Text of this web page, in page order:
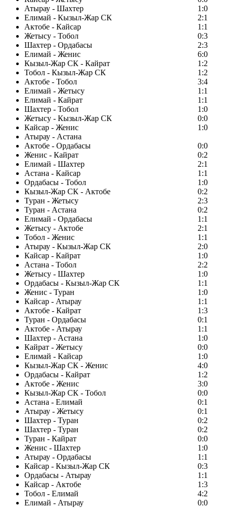
Атырау - Шахтер
1:0
Елимай - Кызыл-Жар СК
2:1
Актобе - Кайсар
1:1
Жетысу - Тобол
0:3
Шахтер - Ордабасы
2:3
Елимай - Женис
6:0
Кызыл-Жар СК - Кайрат
1:2
Тобол - Кызыл-Жар СК
1:2
Актобе - Тобол
3:4
Елимай - Жетысу
1:1
Елимай - Кайрат
1:1
Шахтер - Тобол
1:0
Жетысу - Кызыл-Жар СК
0:0
Кайсар - Женис
1:0
Атырау - Астана
Актобе - Ордабасы
0:0
Женис - Кайрат
0:2
Елимай - Шахтер
2:1
Астана - Кайсар
1:1
Ордабасы - Тобол
1:0
Кызыл-Жар СК - Актобе
0:2
Туран - Жетысу
2:3
Туран - Астана
0:2
Елимай - Ордабасы
1:1
Жетысу - Актобе
2:1
Тобол - Женис
1:1
Атырау - Кызыл-Жар СК
2:0
Кайсар - Кайрат
1:0
Астана - Тобол
2:2
Жетысу - Шахтер
1:0
Ордабасы - Кызыл-Жар СК
1:1
Женис - Туран
1:0
Кайсар - Атырау
1:1
Актобе - Кайрат
1:3
Туран - Ордабасы
0:1
Актобе - Атырау
1:1
Шахтер - Астана
1:0
Кайрат - Жетысу
0:0
Елимай - Кайсар
1:0
Кызыл-Жар СК - Женис
4:0
Ордабасы - Кайрат
1:2
Актобе - Женис
3:0
Кызыл-Жар СК - Тобол
0:0
Астана - Елимай
0:1
Атырау - Жетысу
0:1
Шахтер - Туран
0:2
Шахтер - Туран
0:2
Туран - Кайрат
0:0
Женис - Шахтер
1:0
Атырау - Ордабасы
1:1
Кайсар - Кызыл-Жар СК
0:3
Ордабасы - Атырау
1:1
Кайсар - Актобе
1:3
Тобол - Елимай
4:2
Елимай - Атырау
0:0